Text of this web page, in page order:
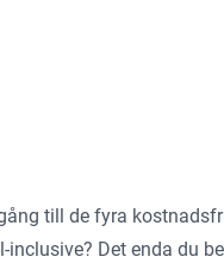
till de fyra
inclusive? Det enda du